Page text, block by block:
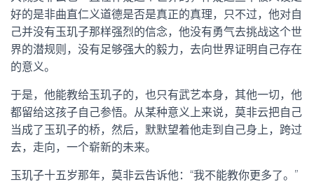
好的是非曲直仁义道德是否是真正的真理，只不过，他对自
己并没有玉玑子那样强烈的信念，他没有勇气去挑战这个世
界的潜规则，没有足够强大的毅力，去向世界证明自己存在
的意义。
于是，他能教给玉玑子的，也只有武艺本身，其他一切，他
都留给这孩子自己参悟。从某种意义上来说，莫非云把自己
当成了玉玑子的桥，然后，默默望着他走到自己身上，跨过
去，走向，一个崭新的未来。
玉玑子十五岁那年，莫非云告诉他：“我不能教你更多了。”